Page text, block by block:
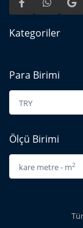
Kategoriler
Para Birimi
TRY
Ölçü Birimi
kare metre - m2